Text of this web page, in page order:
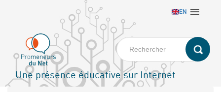
principal
EN 
Une présence éducative sur Internet